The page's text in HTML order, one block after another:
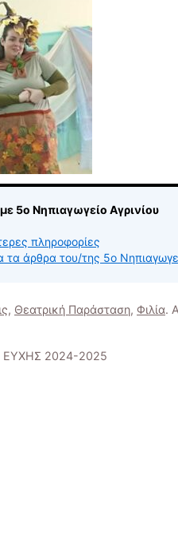
5ο Νηπιαγωγείο Αγρινίου
πληροφορίες
τα άρθρα του/της 5ο
, Θεατρική Παράσταση, Φιλία.
ΕΥΧΗΣ 2024-2025